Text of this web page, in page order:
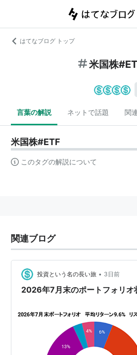
はてなブログ トップ
米国株
言葉の解説 ネットで話題 関
米国株#ETF
このタグの解説について
関連ブログ
投資という名の長い旅 • 3日前
2026年7月末のポートフォリオ